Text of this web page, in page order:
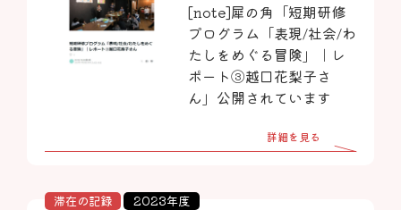
[note]犀の角「短期研修
プログラム「表現/社会/わ
たしをめぐる冒険」｜レ
ポート③越口花梨子さ
ん」公開されています
詳細を見る
滞在の記録 2023年度